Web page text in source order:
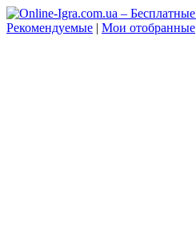
Рекомендуемые | Мои отобранные